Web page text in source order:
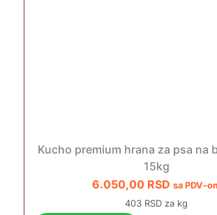
Kucho premium hrana za psa na
15kg
6.050,00 RSD sa PDV-
403 RSD za kg